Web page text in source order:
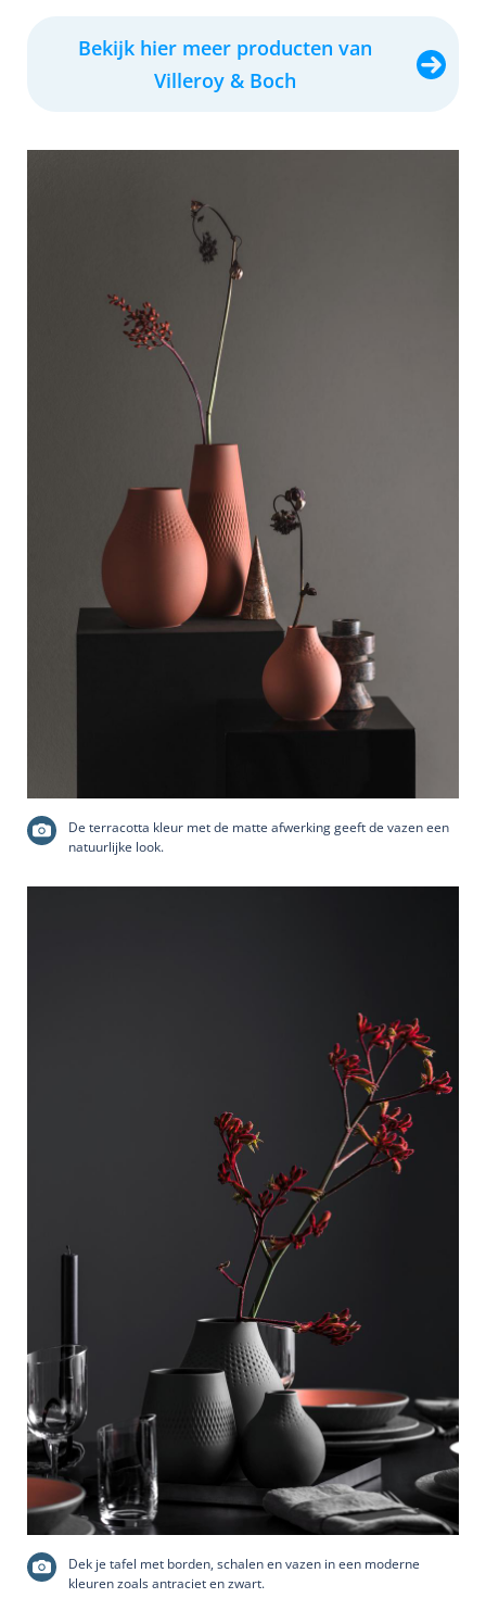
Bekijk hier meer producten van
Villeroy & Boch
De terracotta kleur met de matte afwerking geeft de vazen een
natuurlijke look.
Dek je tafel met borden, schalen en vazen in een moderne
kleuren zoals antraciet en zwart.